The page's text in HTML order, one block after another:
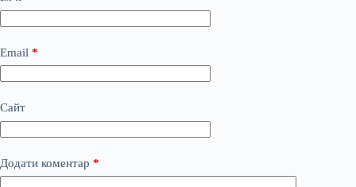
Email *
Сайт
Додати коментар *